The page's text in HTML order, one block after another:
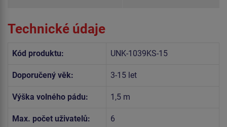
Technické údaje
Kód produktu: UNK-1039KS-15
Doporučený věk: 3-15 let
Výška volného pádu: 1,5 m
Max. počet uživatelů: 6